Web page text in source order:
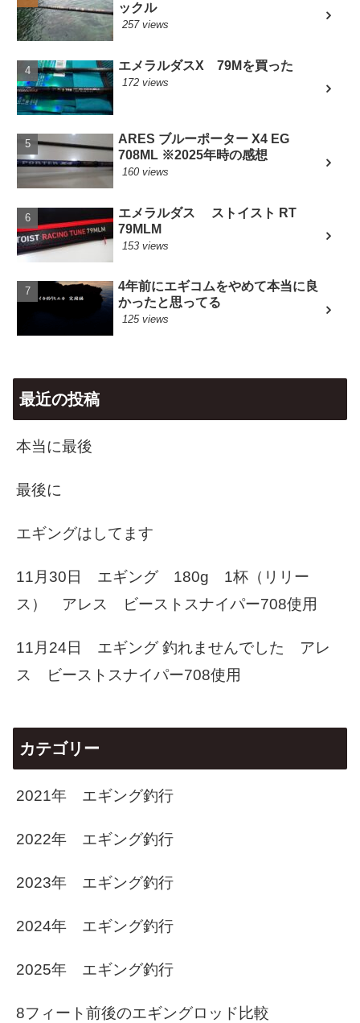
ックル
257 views
エメラルダスX 79Mを買った
172 views
ARES ブルーポーター X4 EG
708ML ※2025年時の感想
160 views
エメラルダス ストイスト RT
79MLM
153 views
4年前にエギコムをやめて本当に良
かったと思ってる
125 views
最近の投稿
本当に最後
最後に
エギングはしてます
11月30日 エギング 180g 1杯（リリー
ス） アレス ビーストスナイパー708使用
11月24日 エギング 釣れませんでした アレ
ス ビーストスナイパー708使用
カテゴリー
2021年 エギング釣行
2022年 エギング釣行
2023年 エギング釣行
2024年 エギング釣行
2025年 エギング釣行
8フィート前後のエギングロッド比較